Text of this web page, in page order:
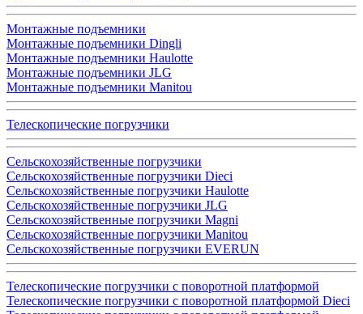
Монтажные подъемники
Монтажные подъемники Dingli
Монтажные подъемники Haulotte
Монтажные подъемники JLG
Монтажные подъемники Manitou
Телескопические погрузчики
Сельскохозяйственные погрузчики
Сельскохозяйственные погрузчики Dieci
Сельскохозяйственные погрузчики Haulotte
Сельскохозяйственные погрузчики JLG
Сельскохозяйственные погрузчики Magni
Сельскохозяйственные погрузчики Manitou
Сельскохозяйственные погрузчики EVERUN
Телескопические погрузчики с поворотной платформой
Телескопические погрузчики с поворотной платформой Dieci